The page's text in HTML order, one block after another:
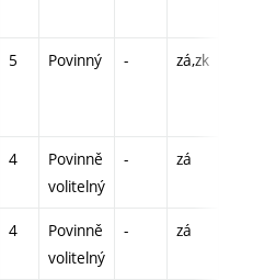
5 Povinný - zá,zk
4
Povinně
volitelný
- zá
4
Povinně
volitelný
- zá